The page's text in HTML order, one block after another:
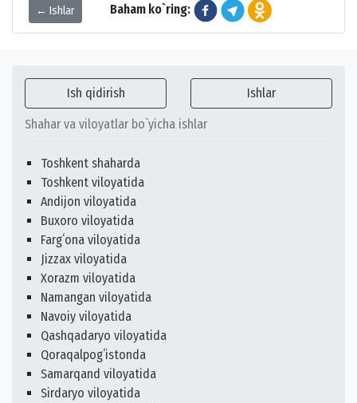
← Ishlar Baham ko`ring:
Ish qidirish Ishlar
Shahar va viloyatlar bo`yicha ishlar
Toshkent shaharda
Toshkent viloyatida
Andijon viloyatida
Buxoro viloyatida
Fargʻona viloyatida
Jizzax viloyatida
Xorazm viloyatida
Namangan viloyatida
Navoiy viloyatida
Qashqadaryo viloyatida
Qoraqalpogʻistonda
Samarqand viloyatida
Sirdaryo viloyatida